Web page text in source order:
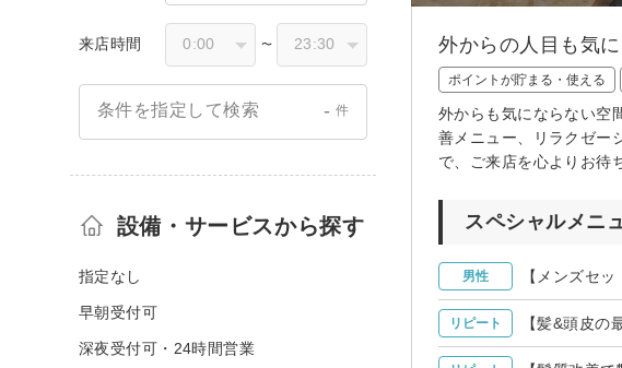
外からの人目も気
ポイントが貯まる・使える
外からも気にならない空
善メニュー、リラクゼー
で、ご来店を心よりお待
スペシャルメニ
男性 【メンズセ
リピート 【髪&頭皮
来店時間 〜
条件を指定して検索 - 件
設備・サービスから探す
指定なし
早朝受付可
深夜受付可・24時間営業